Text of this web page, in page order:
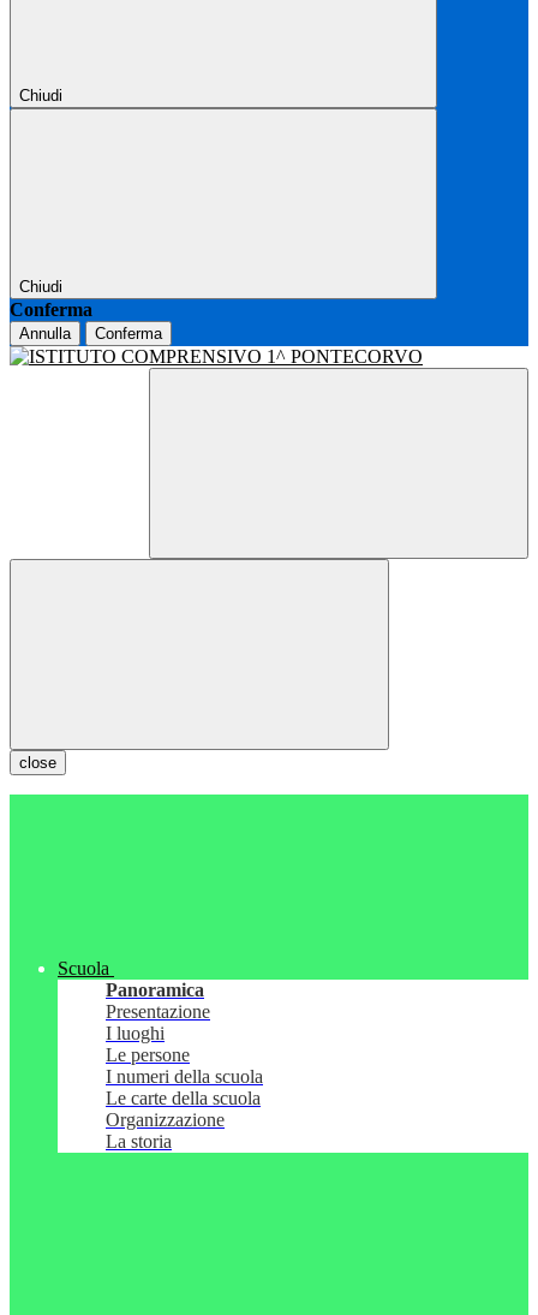
Chiudi
Chiudi
Conferma
Annulla Conferma
close
Scuola
Panoramica
Presentazione
I luoghi
Le persone
I numeri della scuola
Le carte della scuola
Organizzazione
La storia